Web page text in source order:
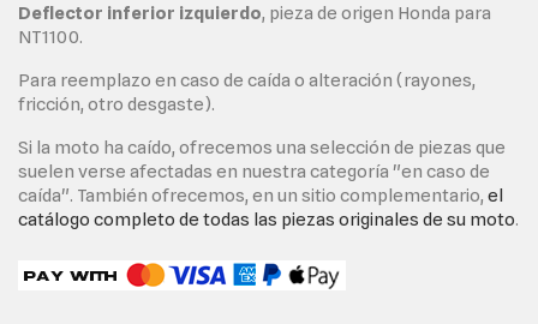
Deflector inferior izquierdo, pieza de origen Honda para
NT1100.
Para reemplazo en caso de caída o alteración (rayones,
fricción, otro desgaste).
Si la moto ha caído, ofrecemos una selección de piezas que
suelen verse afectadas en nuestra categoría "en caso de
caída". También ofrecemos, en un sitio complementario, el
catálogo completo de todas las piezas originales de su moto.